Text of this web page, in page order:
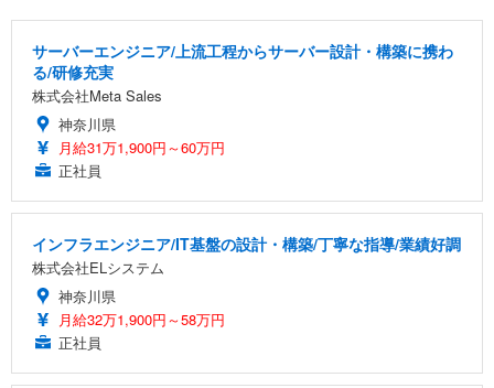
サーバーエンジニア/上流工程からサーバー設計・構築に携わ
る/研修充実
株式会社Meta Sales
神奈川県
月給31万1,900円～60万円
正社員
インフラエンジニア/IT基盤の設計・構築/丁寧な指導/業績好調
株式会社ELシステム
神奈川県
月給32万1,900円～58万円
正社員